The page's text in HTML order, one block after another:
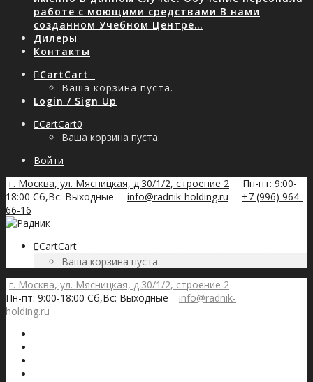
работе с моющими средствами В нами
созданном Учебном Центре…
Дилеры
Контакты
CartCart
Ваша корзина пуста.
Login / Sign Up
CartCart0
Ваша корзина пуста.
Войти
г. Москва, ул. Мясницкая, д.30/1/2, строение 2
Пн-пт: 9:00-
18:00 Сб,Вс: Выходные
info@radnik-holding.ru
+7 (996) 964-
66-16
CartCart
Ваша корзина пуста.
г. Москва, ул. Мясницкая, д.30/1/2, строение 2
Пн-пт: 9:00-18:00 Сб,Вс: Выходные
info@radnik-
holding.ru